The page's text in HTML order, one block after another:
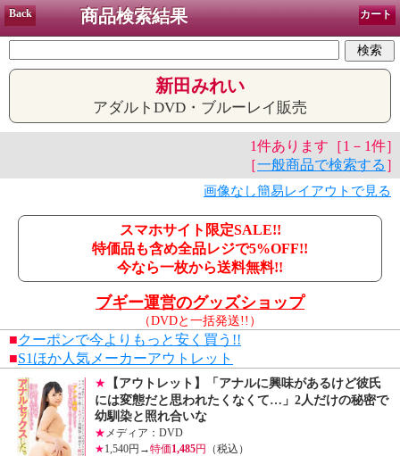
Back 商品検索結果 カート
新田みれい
アダルトDVD・ブルーレイ販売
1件あります［1－1件］
［一般商品で検索する ］
画像なし簡易レイアウトで見る
スマホサイト限定SALE!!
特価品も含め全品レジで5%OFF!!
今なら一枚から送料無料!!
ブギー運営のグッズショップ
（DVDと一括発送!!）
■クーポンで今よりもっと安く買う!!
■S1ほか人気メーカーアウトレット
★ 【アウトレット】「アナルに興味があるけど彼氏
には変態だと思われたくなくて…」2人だけの秘密で
幼馴染と照れ合いな
★ メディア：DVD
★1,540円→特価1,485円
（税込）